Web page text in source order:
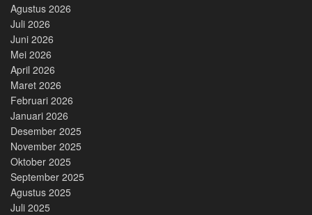
Agustus 2026
Juli 2026
Juni 2026
Mei 2026
April 2026
Maret 2026
Februari 2026
Januari 2026
Desember 2025
November 2025
Oktober 2025
September 2025
Agustus 2025
Juli 2025